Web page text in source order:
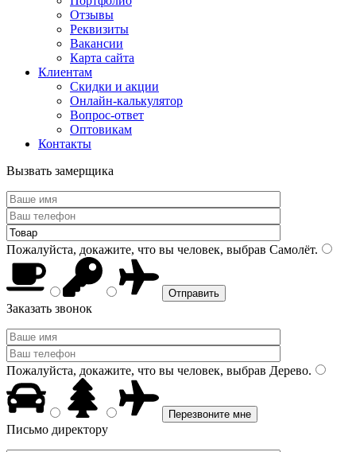
Отзывы
Реквизиты
Вакансии
Карта сайта
Клиентам
Скидки и акции
Онлайн-калькулятор
Вопрос-ответ
Оптовикам
Контакты
Вызвать замерщика
Пожалуйста, докажите, что вы человек, выбрав Самолёт.
Заказать звонок
Пожалуйста, докажите, что вы человек, выбрав Дерево.
Письмо директору